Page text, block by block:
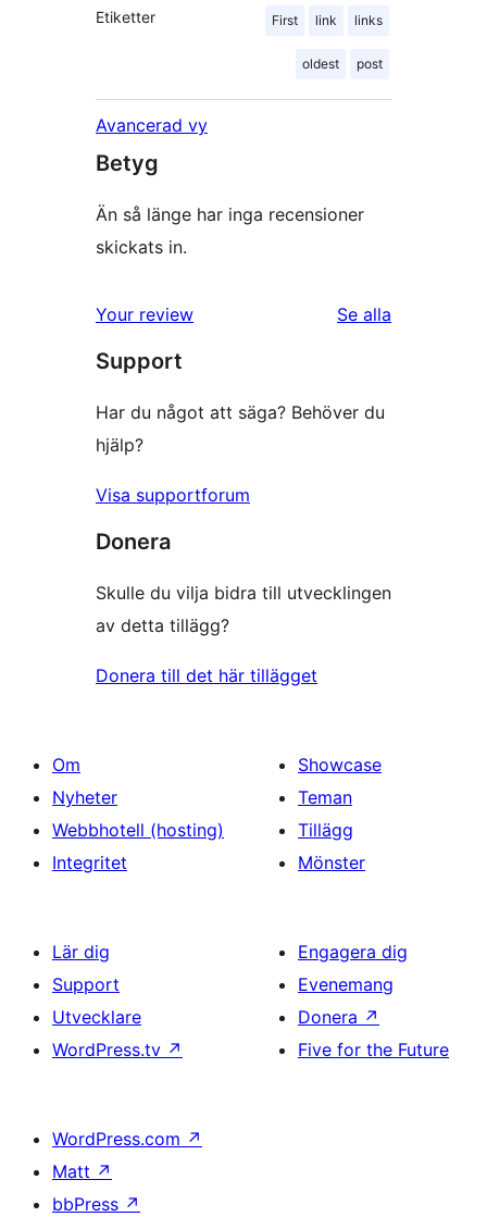
Etiketter First link links
oldest post
Avancerad vy
Betyg
Än så länge har inga recensioner
skickats in.
Your review Se alla
Support
Har du något att säga? Behöver du
hjälp?
Visa supportforum
Donera
Skulle du vilja bidra till utvecklingen
av detta tillägg?
Donera till det här tillägget
Om
Nyheter
Webbhotell (hosting)
Integritet
Showcase
Teman
Tillägg
Mönster
Lär dig
Support
Utvecklare
WordPress.tv ↗
Engagera dig
Evenemang
Donera ↗
Five for the Future
WordPress.com ↗
Matt ↗
bbPress ↗